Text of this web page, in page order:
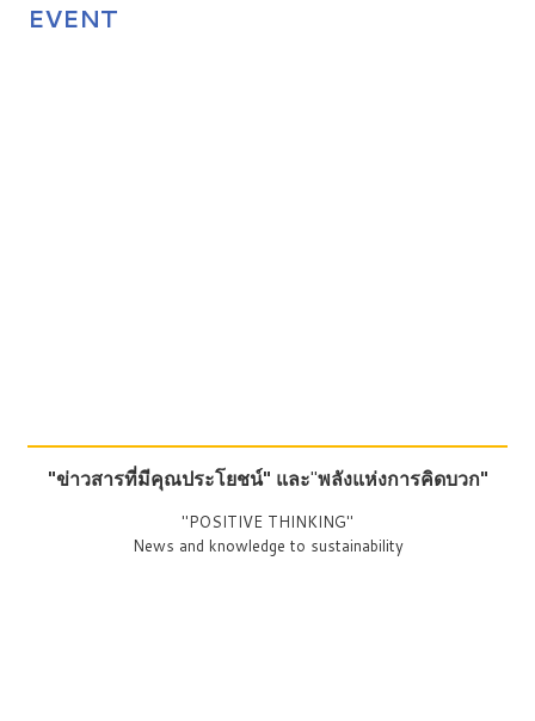
EVENT
"ข่าวสารที่มีคุณประโยชน์" และ"พลังแห่งการคิดบวก"
"POSITIVE THINKING"
News and knowledge to sustainability